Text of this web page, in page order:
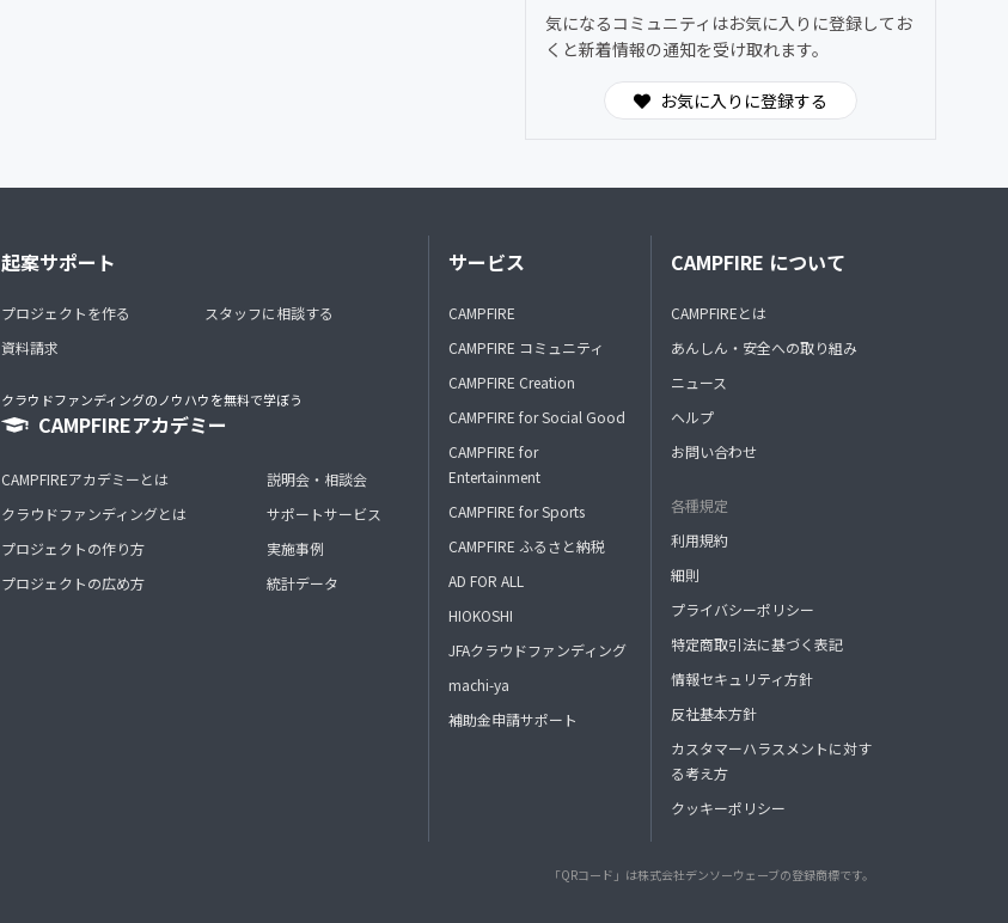
気になるコミュニティはお気に入りに登録してお
くと新着情報の通知を受け取れます。
お気に入りに登録する
起案サポート
プロジェクトを作る
資料請求
スタッフに相談する
クラウドファンディングのノウハウを無料で学ぼう
CAMPFIREアカデミー
CAMPFIREアカデミーとは
クラウドファンディングとは
プロジェクトの作り方
プロジェクトの広め方
説明会・相談会
サポートサービス
実施事例
統計データ
サービス
CAMPFIRE
CAMPFIRE コミュニティ
CAMPFIRE Creation
CAMPFIRE for Social Good
CAMPFIRE for
Entertainment
CAMPFIRE for Sports
CAMPFIRE ふるさと納税
AD FOR ALL
HIOKOSHI
JFAクラウドファンディング
machi-ya
補助金申請サポート
CAMPFIRE について
CAMPFIREとは
あんしん・安全への取り組み
ニュース
ヘルプ
お問い合わせ
各種規定
利用規約
細則
プライバシーポリシー
特定商取引法に基づく表記
情報セキュリティ方針
反社基本方針
カスタマーハラスメントに対す
る考え方
クッキーポリシー
「QRコード」は株式会社デンソーウェーブの登録商標です。